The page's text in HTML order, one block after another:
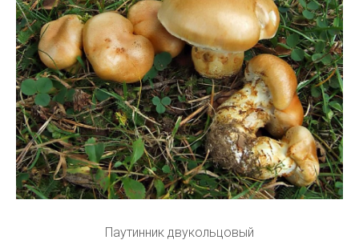
Паутинник двукольцовый